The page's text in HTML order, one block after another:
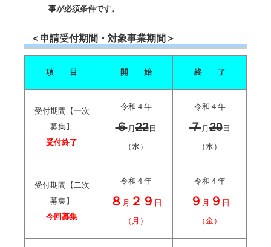
事が必須条件です。
＜申請受付期間・対象事業期間＞
項 目 開 始 終 了
受付期間【一次
募集】
受付終了
令和４年
６月22日
（水）
令和４年
７月20日
（水）
受付期間【二次
募集】
今回募集
令和４年
８ 月 ２９ 日
（月）
令和４年
９ 月 ９ 日
（金）